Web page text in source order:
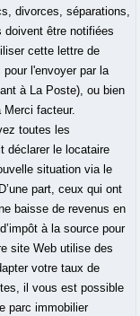
divorces, séparations,
être notifiées
cette lettre de
l'envoyer par la
à La Poste), ou bien
Merci facteur.
toutes les
déclarer le locataire
situation via le
part, ceux qui ont
baisse de revenus en
à la source pour
site Web utilise des
votre taux de
il vous est possible
parc immobilier